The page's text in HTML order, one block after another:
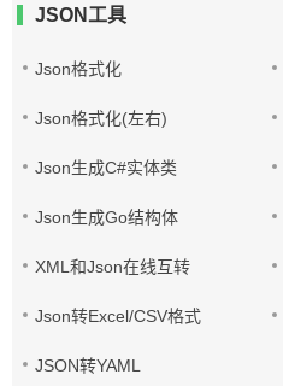
JSON工具
Json格式化
Json格式化(左右)
Json生成C#实体类
Json生成Go结构体
XML和Json在线互转
Json转Excel/CSV格式
JSON转YAML